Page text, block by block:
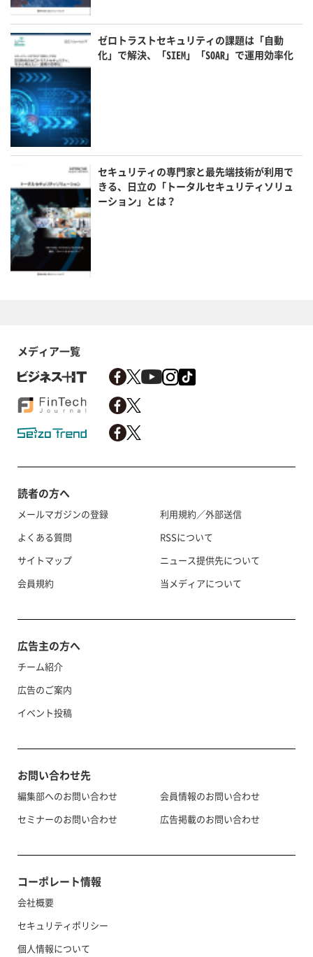
ゼロトラストセキュリティの課題は「自動
化」で解決、「SIEM」「SOAR」で運用効率化
セキュリティの専門家と最先端技術が利用で
きる、日立の「トータルセキュリティソリュ
ーション」とは？
メディア一覧
読者の方へ
メールマガジンの登録
よくある質問
サイトマップ
会員規約
利用規約／外部送信
RSSについて
ニュース提供先について
当メディアについて
広告主の方へ
チーム紹介
広告のご案内
イベント投稿
お問い合わせ先
編集部へのお問い合わせ
セミナーのお問い合わせ
会員情報のお問い合わせ
広告掲載のお問い合わせ
コーポレート情報
会社概要
セキュリティポリシー
個人情報について